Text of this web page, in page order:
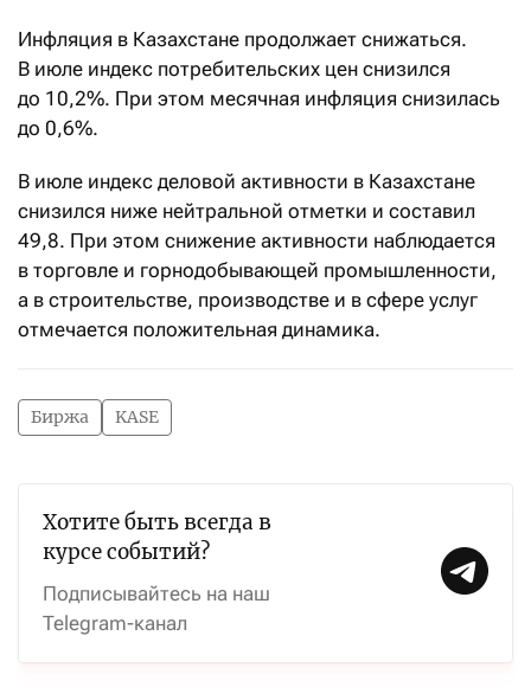
Инфляция в Казахстане продолжает снижаться.
В июле индекс потребительских цен снизился
до 10,2%. При этом месячная инфляция снизилась
до 0,6%.
В июле индекс деловой активности в Казахстане
снизился ниже нейтральной отметки и составил
49,8. При этом снижение активности наблюдается
в торговле и горнодобывающей промышленности,
а в строительстве, производстве и в сфере услуг
отмечается положительная динамика.
Биржа KASE
Хотите быть всегда в
курсе событий?
Подписывайтесь на наш
Telegram-канал